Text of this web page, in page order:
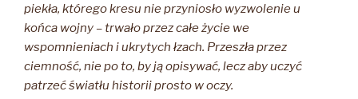
piekła, którego kresu nie przyniosło wyzwolenie u
końca wojny – trwało przez całe życie we
wspomnieniach i ukrytych łzach. Przeszła przez
ciemność, nie po to, by ją opisywać, lecz aby uczyć
patrzeć światłu historii prosto w oczy.